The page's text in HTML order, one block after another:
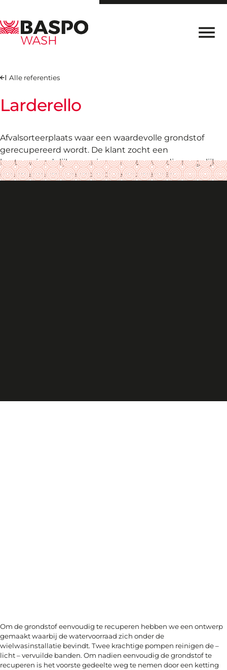
NL EN FR DE IT
Alle referenties
Larderello
Afvalsorteerplaats waar een waardevolle grondstof
gerecupereerd wordt. De klant zocht een
kostenvriendelijke manier om zo eenvoudig mogelijk
een maximum aan product te recupereren.
Om de grondstof eenvoudig te recuperen hebben we een ontwerp
gemaakt waarbij de watervoorraad zich onder de
wielwasinstallatie bevindt. Twee krachtige pompen reinigen de –
licht – vervuilde banden. Om nadien eenvoudig de grondstof te
recuperen is het voorste gedeelte weg te nemen door een ketting